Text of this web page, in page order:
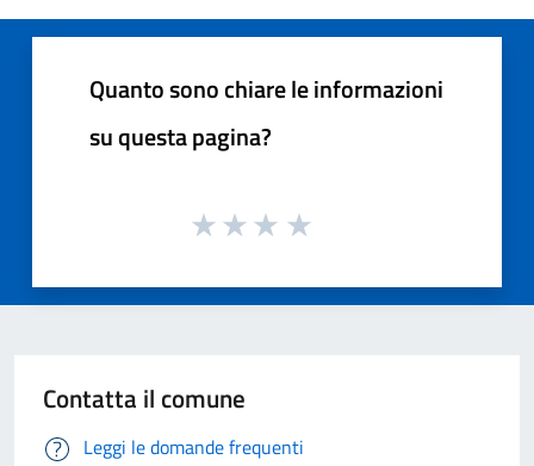
Quanto sono chiare le informazioni
su questa pagina?
Contatta il comune
Leggi le domande frequenti